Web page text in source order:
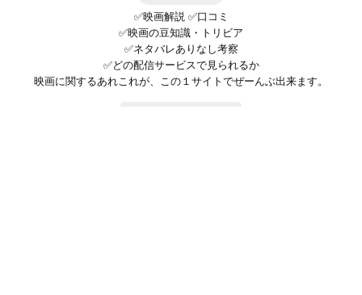
✅映画解説 ✅口コミ
✅映画の豆知識・トリビア
✅ネタバレありなし考察
✅どの配信サービスで見られるか
映画に関するあれこれが、この１サイトでぜーんぶ出来ます。